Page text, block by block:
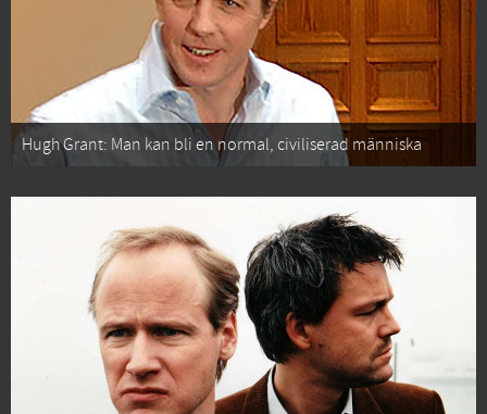
Hugh Grant: Man kan bli en normal, civiliserad människa